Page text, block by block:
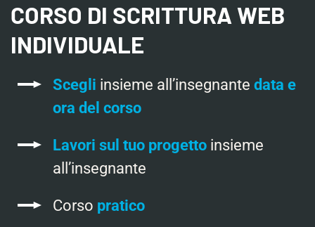
CORSO DI SCRITTURA WEB
INDIVIDUALE
Scegli insieme all’insegnante data e
ora del corso
Lavori sul tuo progetto insieme
all’insegnante
Corso pratico